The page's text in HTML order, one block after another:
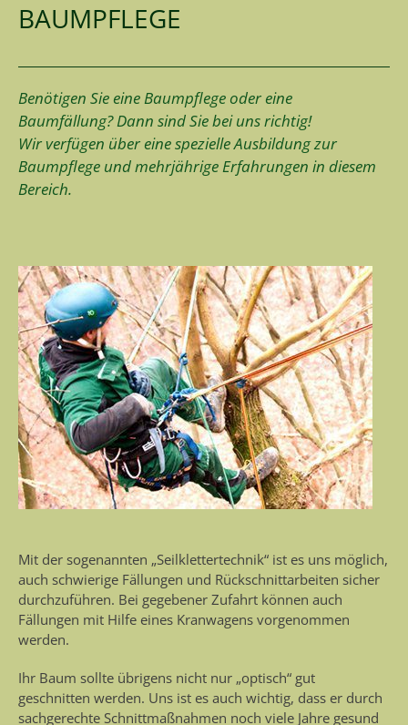
BAUMPFLEGE
Benötigen Sie eine Baumpflege oder eine
Baumfällung? Dann sind Sie bei uns richtig!
Wir verfügen über eine spezielle Ausbildung zur
Baumpflege und mehrjährige Erfahrungen in diesem
Bereich.
Mit der sogenannten „Seilklettertechnik“ ist es uns möglich,
auch schwierige Fällungen und Rückschnittarbeiten sicher
durchzuführen. Bei gegebener Zufahrt können auch
Fällungen mit Hilfe eines Kranwagens vorgenommen
werden.
Ihr Baum sollte übrigens nicht nur „optisch“ gut
geschnitten werden. Uns ist es auch wichtig, dass er durch
sachgerechte Schnittmaßnahmen noch viele Jahre gesund